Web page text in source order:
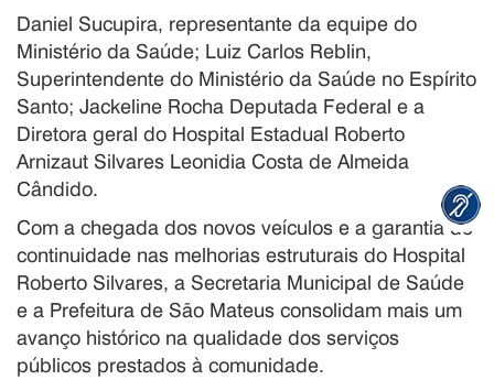
Daniel Sucupira, representante da equipe do
Ministério da Saúde; Luiz Carlos Reblin,
Superintendente do Ministério da Saúde no Espírito
Santo; Jackeline Rocha Deputada Federal e a
Diretora geral do Hospital Estadual Roberto
Arnizaut Silvares Leonidia Costa de Almeida
Cândido.
Com a chegada dos novos veículos e a garantia de
continuidade nas melhorias estruturais do Hospital
Roberto Silvares, a Secretaria Municipal de Saúde
e a Prefeitura de São Mateus consolidam mais um
avanço histórico na qualidade dos serviços
públicos prestados à comunidade.